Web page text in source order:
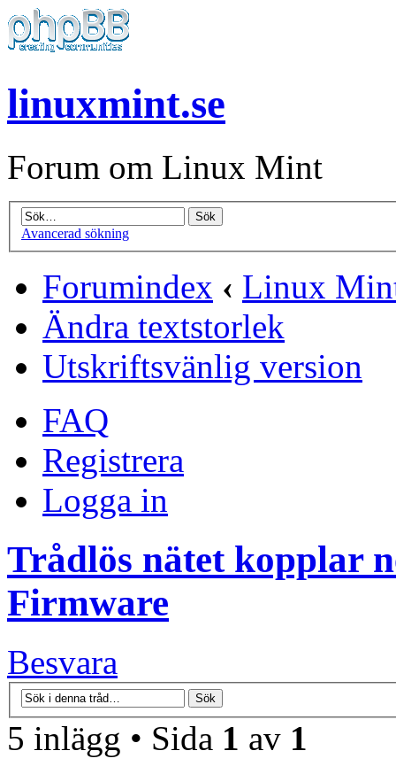
linuxmint.se
Forum om Linux Mint
Avancerad sökning
Forumindex ‹ Linux
Ändra textstorlek
Utskriftsvänlig version
FAQ
Registrera
Logga in
Trådlös nätet kopplar
Firmware
Besvara
5 inlägg • Sida 1 av 1